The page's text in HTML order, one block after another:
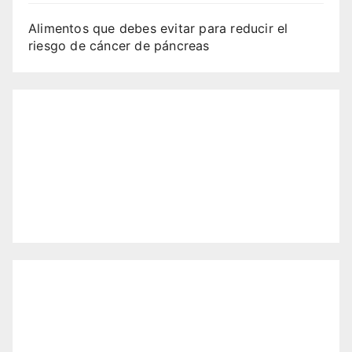
Alimentos que debes evitar para reducir el
riesgo de cáncer de páncreas